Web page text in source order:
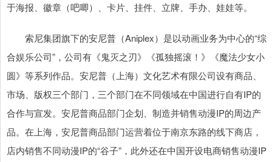
于海报、徽章（吧唧）、卡片、挂件、立牌、手办、娃娃等。
索尼集团旗下的安尼普（Aniplex）是以动画业务为中心的“综
合娱乐公司”，公司有《鬼灭之刃》《孤独摇滚！》《魔法少女小
圆》等系列作品。安尼普（上海）文化艺术有限公司设有商品、
市场、版权三个部门，三个部门在不同领域在中国进行自有IP的
合作与宣发。安尼普商品部门企划、制造并销售动漫IP的周边产
品。在上海，安尼普商品部门运营着位于南京东路的线下商店，
店内销售不同动漫IP的“谷子”，此外还在中国开设电商销售动漫IP